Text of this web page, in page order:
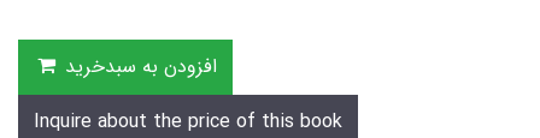
افزودن به سبدخرید
Inquire about the price of this book